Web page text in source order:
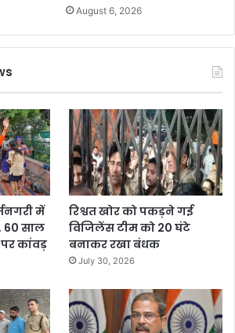
August 6, 2026
में
60 साल
कांवड़
रिश्वत खोर को पकड़ने गई
विजिलेंस टीम को 20 घंटे
बनाकर रखा बंधक
July 30, 2026